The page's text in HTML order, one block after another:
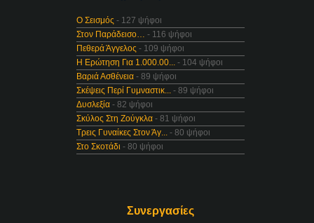
Ο Σεισμός - 127 ψήφοι
Στον Παράδεισο… - 116 ψήφοι
Πεθερά Άγγελος - 109 ψήφοι
Η Ερώτηση Για 1.000.00... - 104 ψήφοι
Βαριά Ασθένεια - 89 ψήφοι
Σκέψεις Περί Γυμναστικ... - 89 ψήφοι
Δυσλεξία - 82 ψήφοι
Σκύλος Στη Ζούγκλα - 81 ψήφοι
Τρεις Γυναίκες Στον Άγ... - 80 ψήφοι
Στο Σκοτάδι - 80 ψήφοι
Συνεργασίες